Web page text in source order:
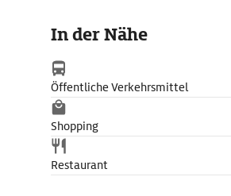
In der Nähe
Öffentliche Verkehrsmittel
Shopping
Restaurant